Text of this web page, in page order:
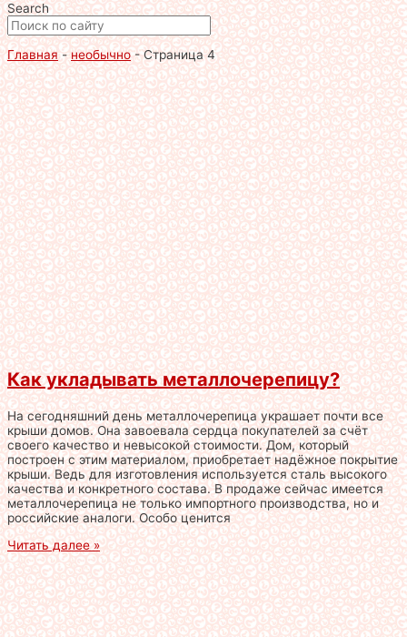
Search
Главная-необычно-Страница 4
Как укладывать металлочерепицу?
На сегодняшний день металлочерепица украшает почти все
крыши домов. Она завоевала сердца покупателей за счёт
своего качество и невысокой стоимости. Дом, который
построен с этим материалом, приобретает надёжное покрытие
крыши. Ведь для изготовления используется сталь высокого
качества и конкретного состава. В продаже сейчас имеется
металлочерепица не только импортного производства, но и
российские аналоги. Особо ценится
Читать далее »